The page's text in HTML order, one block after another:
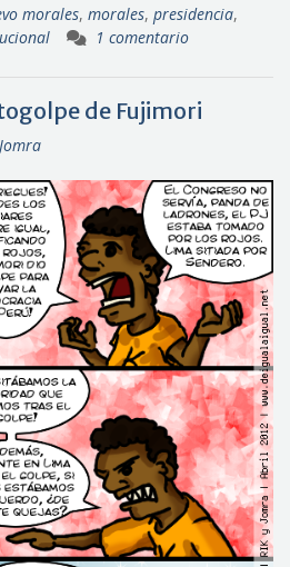
morales, morales, presidencia,
1 comentario
de Fujimori
Jomra